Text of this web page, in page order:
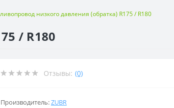
низкого давления (обратка) R175 / R180
/ R180
Отзывы: (0)
Производитель:ZUBR